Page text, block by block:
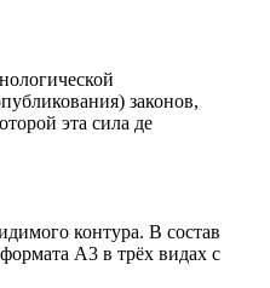
законов,
эта сила де
контура. В состав
А3 в трёх видах с